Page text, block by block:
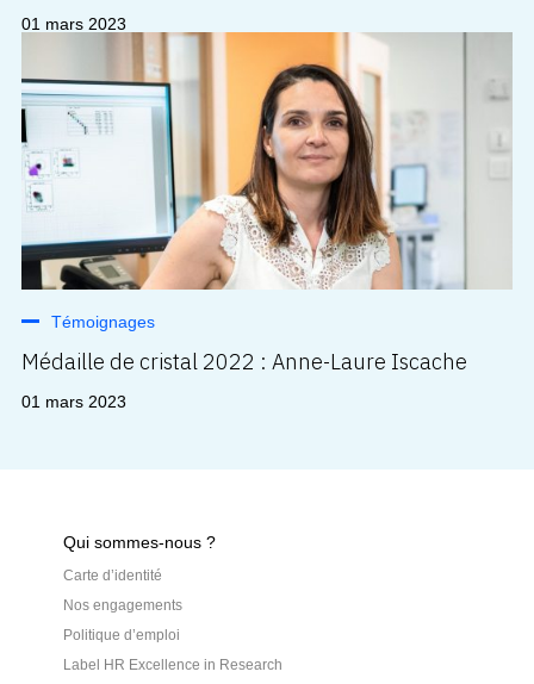
01 mars 2023
Témoignages
Médaille de cristal 2022 : Anne-Laure Iscache
01 mars 2023
Qui sommes-nous ?
Carte d’identité
Nos engagements
Politique d’emploi
Label HR Excellence in Research